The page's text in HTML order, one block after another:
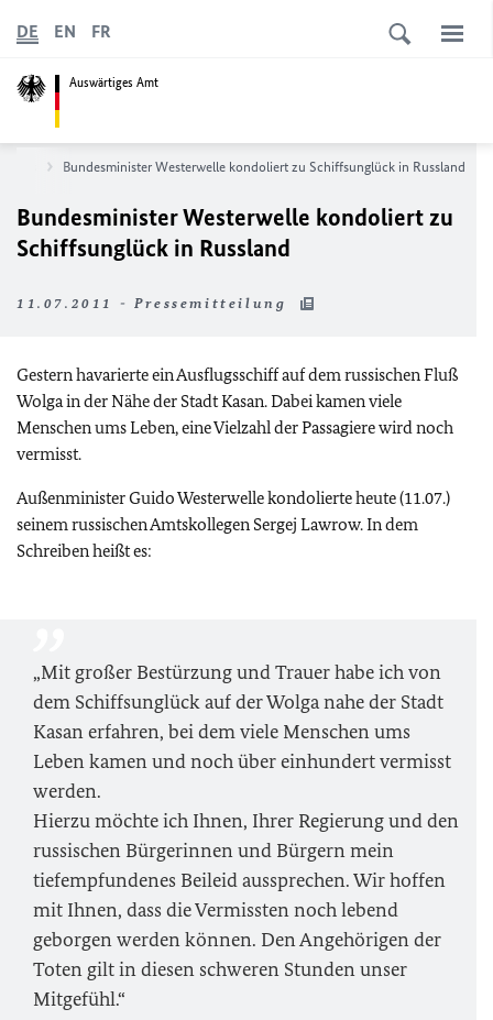
Auswärtiges Amt
DE EN FR
Bundesminister Westerwelle kondoliert zu Schiffsunglück in Russland
Bundesminister Westerwelle kondoliert zu
Schiffsunglück in Russland
11.07.2011 - Pressemitteilung
Gestern havarierte ein Ausflugsschiff auf dem russischen Fluß
Wolga in der Nähe der Stadt Kasan. Dabei kamen viele
Menschen ums Leben, eine Vielzahl der Passagiere wird noch
vermisst.
Außenminister Guido Westerwelle kondolierte heute (11.07.)
seinem russischen Amtskollegen Sergej Lawrow. In dem
Schreiben heißt es:
„Mit großer Bestürzung und Trauer habe ich von
dem Schiffsunglück auf der Wolga nahe der Stadt
Kasan erfahren, bei dem viele Menschen ums
Leben kamen und noch über einhundert vermisst
werden.
Hierzu möchte ich Ihnen, Ihrer Regierung und den
russischen Bürgerinnen und Bürgern mein
tiefempfundenes Beileid aussprechen. Wir hoffen
mit Ihnen, dass die Vermissten noch lebend
geborgen werden können. Den Angehörigen der
Toten gilt in diesen schweren Stunden unser
Mitgefühl.“